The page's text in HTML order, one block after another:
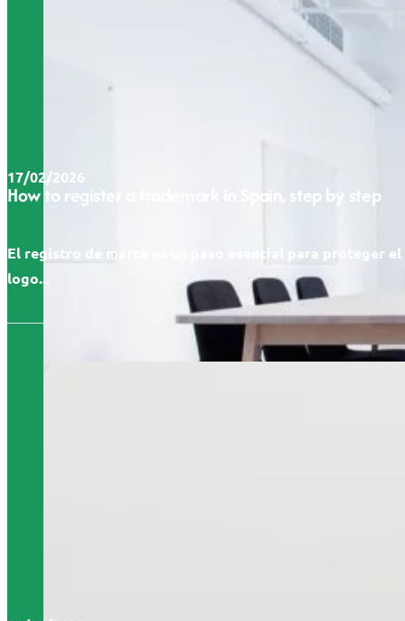
17/02/2026
How to register a trademark in Spain, step by step
El registro de marca es un paso esencial para proteger el
logo...